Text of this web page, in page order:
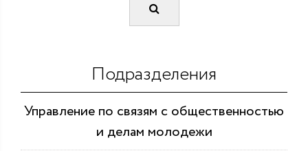
Подразделения
Управление по связям с общественностью
и делам молодежи